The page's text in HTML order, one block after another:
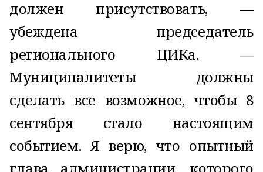
должен присутствовать, —
убеждена председатель
регионального ЦИКа. —
Муниципалитеты должны
сделать все возможное, чтобы 8
сентября стало настоящим
событием. Я верю, что опытный